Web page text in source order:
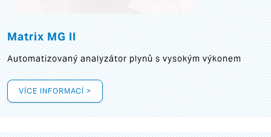
Matrix MG II
Automatizovaný analyzátor plynů s vysokým výkonem
VÍCE INFORMACÍ >